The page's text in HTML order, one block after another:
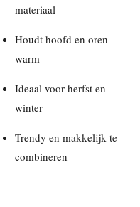
materiaal
Houdt hoofd en oren
warm
Ideaal voor herfst en
winter
Trendy en makkelijk te
combineren